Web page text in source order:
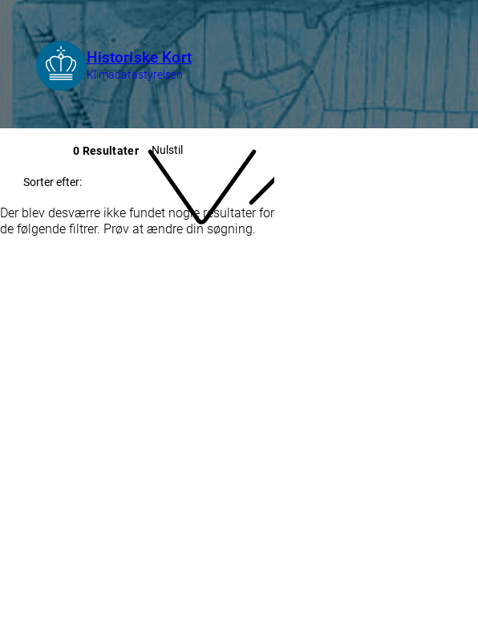
0 Resultater Nulstil
Sorter efter:
Der blev desværre ikke fundet nogle resultater for
de følgende filtrer. Prøv at ændre din søgning.